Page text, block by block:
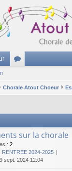
u
Chorale Atout Choeur
sur la chorale
: 2
RENTREE 2024-2025
9 sept. 2024 12:04